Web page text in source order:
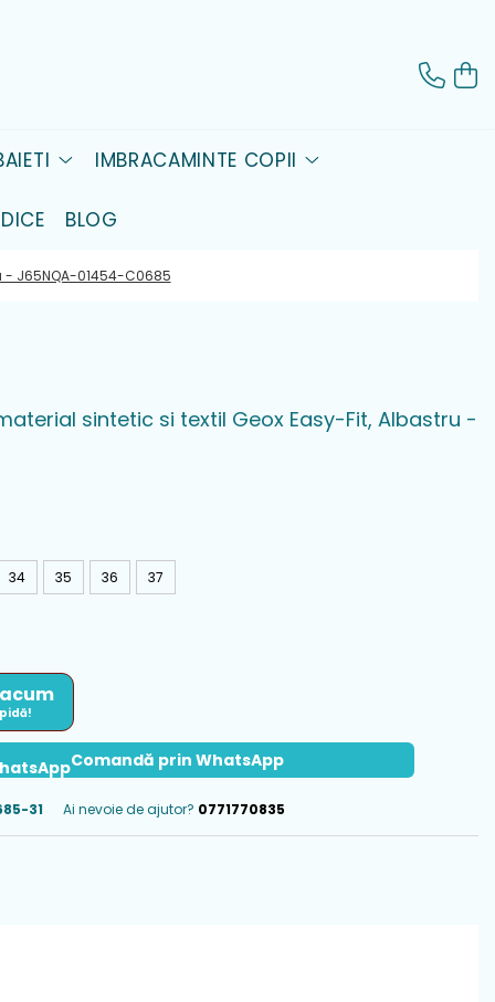
IMBRACAMINTE COPII
BLOG
- J65NQA-01454-C0685
sintetic si textil Geox Easy-Fit, Albastru -
34 35 36 37
Comandă prin WhatsApp
31 Ai nevoie de ajutor? 0771770835